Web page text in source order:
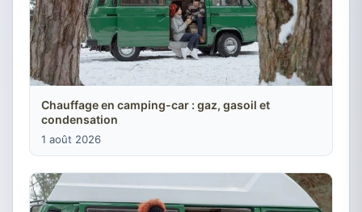
Chauffage en camping-car : gaz, gasoil et
condensation
1 août 2026